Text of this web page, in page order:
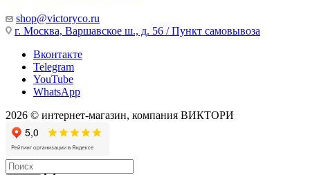
shop@victoryco.ru
г. Москва, Варшавское ш., д. 56 / Пункт самовывоза
Вконтакте
Telegram
YouTube
WhatsApp
2026 © интернет-магазин, компания ВИКТОРИ